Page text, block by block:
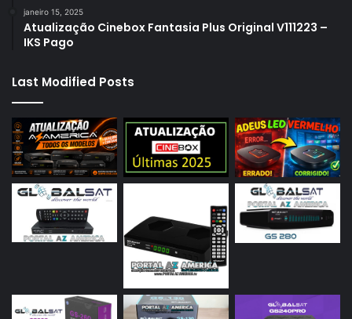
janeiro 15, 2025
Atualização Cinebox Fantasia Plus Original V111223 –
IKS Pago
Last Modified Posts